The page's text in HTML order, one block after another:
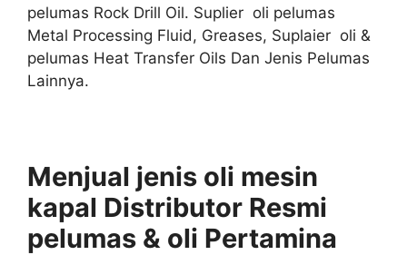
pelumas Rock Drill Oil. Suplier oli pelumas
Metal Processing Fluid, Greases, Suplaier oli &
pelumas Heat Transfer Oils Dan Jenis Pelumas
Lainnya.
Menjual jenis oli mesin
kapal Distributor Resmi
pelumas & oli Pertamina